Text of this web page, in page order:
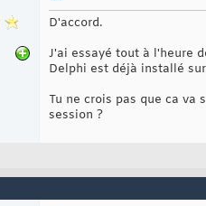
D'accord.
J'ai essayé tout à l'heure
Delphi est déjà installé
Tu ne crois pas que ca va
session ?